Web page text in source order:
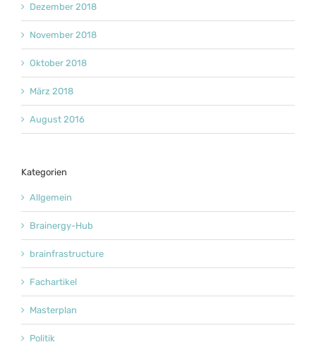
Dezember 2018
November 2018
Oktober 2018
März 2018
August 2016
Kategorien
Allgemein
Brainergy-Hub
brainfrastructure
Fachartikel
Masterplan
Politik